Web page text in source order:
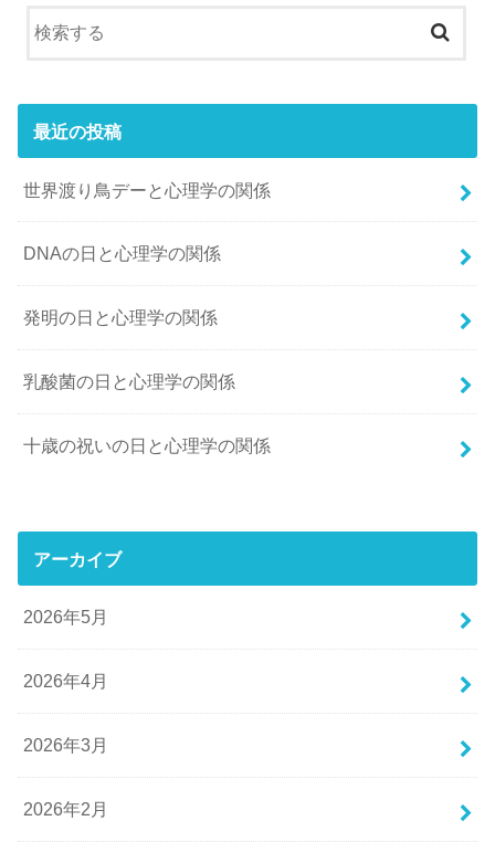
最近の投稿
世界渡り鳥デーと心理学の関係
DNAの日と心理学の関係
発明の日と心理学の関係
乳酸菌の日と心理学の関係
十歳の祝いの日と心理学の関係
アーカイブ
2026年5月
2026年4月
2026年3月
2026年2月